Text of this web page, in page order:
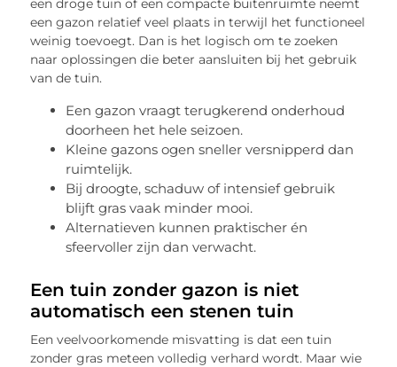
een droge tuin of een compacte buitenruimte neemt
een gazon relatief veel plaats in terwijl het functioneel
weinig toevoegt. Dan is het logisch om te zoeken
naar oplossingen die beter aansluiten bij het gebruik
van de tuin.
Een gazon vraagt terugkerend onderhoud
doorheen het hele seizoen.
Kleine gazons ogen sneller versnipperd dan
ruimtelijk.
Bij droogte, schaduw of intensief gebruik
blijft gras vaak minder mooi.
Alternatieven kunnen praktischer én
sfeervoller zijn dan verwacht.
Een tuin zonder gazon is niet
automatisch een stenen tuin
Een veelvoorkomende misvatting is dat een tuin
zonder gras meteen volledig verhard wordt. Maar wie